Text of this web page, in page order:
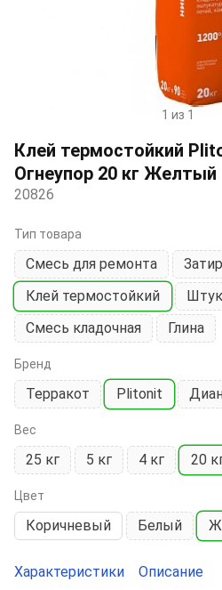
1
of
1
1 из 1
Клей термостойкий
Огнеупор 20 кг Желтый
20826
Тип товара
Смесь для ремонта
Клей термостойкий
Смесь кладочная
Глина
Бренд
Терракот Plitonit
Вес
25 кг 5 кг 4 кг 20
Цвет
Коричневый Белый
Характеристики Описание